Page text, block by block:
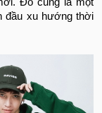
đầu xu hướng thời